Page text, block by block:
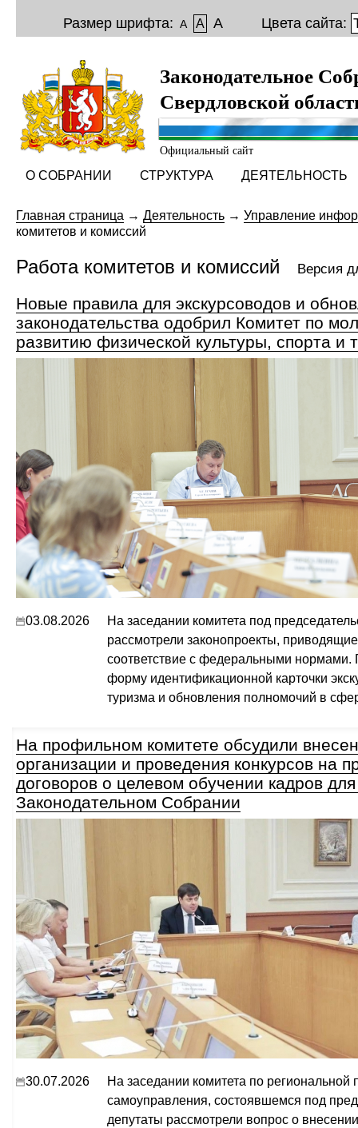
Размер шрифта: A A A Цвета сайта:
Законодательное
Свердловской
Официальный сайт
О СОБРАНИИ СТРУКТУРА ДЕЯТЕЛЬНОСТЬ
Главная страница → Деятельность → Управление
комитетов и комиссий
Работа комитетов и комиссий Версия
Новые правила для экскурсоводов и
законодательства одобрил Комитет по
развитию физической культуры, спорта и
03.08.2026
На заседании комитета под
рассмотрели законопроекты,
соответствие с федеральными нормами.
форму идентификационной карточки
туризма и обновления полномочий в
На профильном комитете обсудили
организации и проведения конкурсов на
договоров о целевом обучении кадров
Законодательном Собрании
30.07.2026
На заседании комитета по региональной
самоуправления, состоявшемся под
депутаты рассмотрели вопрос о